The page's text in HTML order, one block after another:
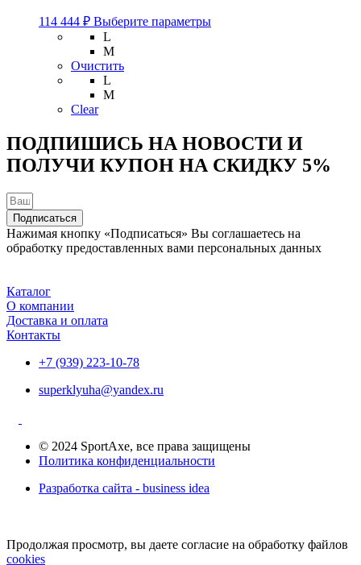
114 444 ₽ Выберите параметрыЭтот
на
странице
товара.
L
M
Очистить
L
M
Clear
ПОДПИШИСЬ НА НОВОСТИ И
ПОЛУЧИ КУПОН НА СКИДКУ 5%
Подписаться
Нажимая кнопку «Подписаться» Вы соглашаетесь на
обработку предоставленных вами персональных данных
Каталог
О компании
Доставка и оплата
Контакты
+7 (939) 223-10-78
superklyuha@yandex.ru
© 2024 SportAxe, все права защищены
Политика конфиденциальности
Разработка сайта - business idea
Продолжая просмотр, вы даете согласие на обработку файлов
cookies